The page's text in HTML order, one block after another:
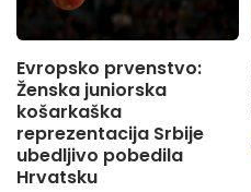
Evropsko prvenstvo:
Ženska juniorska
košarkaška
reprezentacija Srbije
ubedljivo pobedila
Hrvatsku